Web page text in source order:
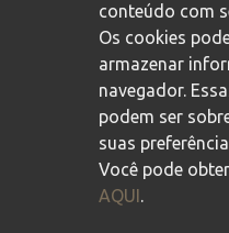
conteúdo com
Os cookies
armazenar
navegador.
podem ser
suas
Você pode
AQUI.